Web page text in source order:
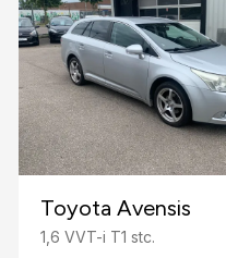
I
Isofix
K
Kørecomputer
Læderrat
Toyota Avensis
1,6 VVT-i T1 stc.